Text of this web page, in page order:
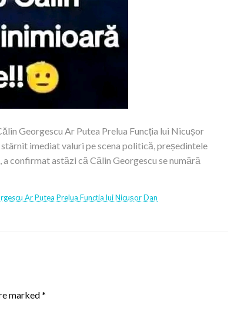
Georgescu Ar Putea Prelua Funcția lui Nicușor
imediat valuri pe scena politică, președintele
confirmat astăzi că Călin Georgescu se numără
Ar Putea Prelua Funcția lui Nicușor Dan
marked*